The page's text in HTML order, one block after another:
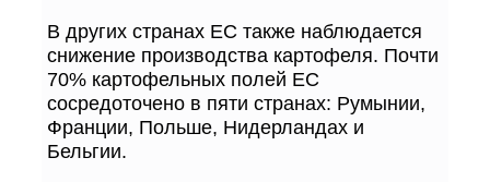
В других странах ЕС также наблюдается
снижение производства картофеля. Почти
70% картофельных полей ЕС
сосредоточено в пяти странах: Румынии,
Франции, Польше, Нидерландах и
Бельгии.